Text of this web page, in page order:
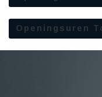
Openingsuren